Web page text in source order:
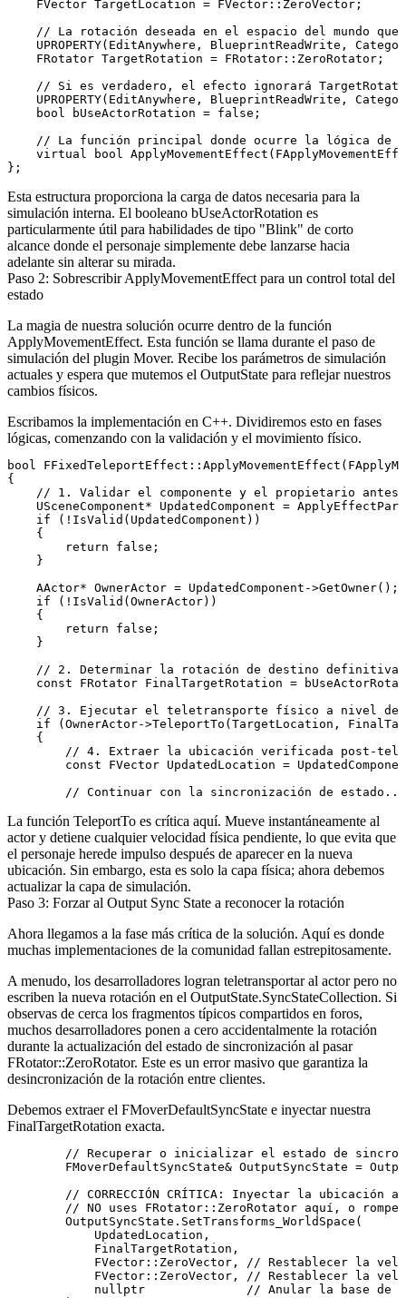
    FVector TargetLocation = FVector::ZeroVector;
// La rotación deseada en el espacio del mundo
UPROPERTY(EditAnywhere, BlueprintReadWrite,
    FRotator TargetRotation = FRotator::ZeroRotator;
// Si es verdadero, el efecto ignorará
UPROPERTY(EditAnywhere, BlueprintReadWrite,
    bool bUseActorRotation = false;
// La función principal donde ocurre la lógica de
virtual bool
Esta estructura proporciona la carga de datos necesaria para la
simulación interna. El booleano bUseActorRotation es
particularmente útil para habilidades de tipo "Blink" de corto
alcance donde el personaje simplemente debe lanzarse hacia
adelante sin alterar su mirada.
Paso 2: Sobrescribir ApplyMovementEffect para un control total del
estado
La magia de nuestra solución ocurre dentro de la función
ApplyMovementEffect. Esta función se llama durante el paso de
simulación del plugin Mover. Recibe los parámetros de simulación
actuales y espera que mutemos el OutputState para reflejar nuestros
cambios físicos.
Escribamos la implementación en C++. Dividiremos esto en fases
lógicas, comenzando con la validación y el movimiento físico.
bool
{
// 1. Validar el componente y el propietario antes
USceneComponent* UpdatedComponent =
    if (!IsValid(UpdatedComponent))
    {
        return false;
    }
    AActor* OwnerActor = UpdatedComponent->GetOwner();
    if (!IsValid(OwnerActor))
    {
        return false;
    }
// 2. Determinar la rotación de destino
const FRotator FinalTargetRotation =
// 3. Ejecutar el teletransporte físico a nivel de
if (OwnerActor->TeleportTo(TargetLocation,
    {
// 4. Extraer la ubicación verificada post-
const FVector UpdatedLocation =
La función TeleportTo es crítica aquí. Mueve instantáneamente al
actor y detiene cualquier velocidad física pendiente, lo que evita que
el personaje herede impulso después de aparecer en la nueva
ubicación. Sin embargo, esta es solo la capa física; ahora debemos
actualizar la capa de simulación.
Paso 3: Forzar al Output Sync State a reconocer la rotación
Ahora llegamos a la fase más crítica de la solución. Aquí es donde
muchas implementaciones de la comunidad fallan estrepitosamente.
A menudo, los desarrolladores logran teletransportar al actor pero no
escriben la nueva rotación en el OutputState.SyncStateCollection. Si
observas de cerca los fragmentos típicos compartidos en foros,
muchos desarrolladores ponen a cero accidentalmente la rotación
durante la actualización del estado de sincronización al pasar
FRotator::ZeroRotator. Este es un error masivo que garantiza la
desincronización de la rotación entre clientes.
Debemos extraer el FMoverDefaultSyncState e inyectar nuestra
FinalTargetRotation exacta.
// Recuperar o inicializar el estado de
FMoverDefaultSyncState& OutputSyncState =
// CORRECCIÓN CRÍTICA: Inyectar la ubicación
// NO uses FRotator::ZeroRotator aquí, o
        OutputSyncState.SetTransforms_WorldSpace(
            UpdatedLocation,
            FinalTargetRotation,
FVector::ZeroVector, // Restablecer la
FVector::ZeroVector, // Restablecer la
nullptr              // Anular la base de